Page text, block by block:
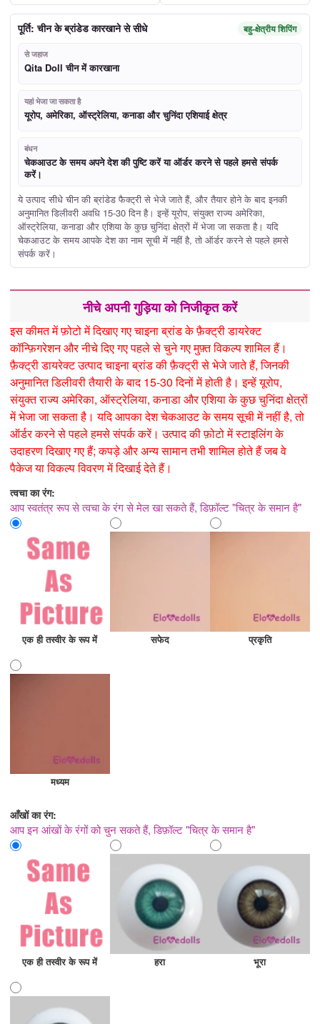
पूर्ति: चीन के ब्रांडेड कारखाने से सीधे बहु-क्षेत्रीय शिपिंग
से जहाज
Qita Doll चीन में कारखाना
यहां भेजा जा सकता है
यूरोप, अमेरिका, ऑस्ट्रेलिया, कनाडा और चुनिंदा एशियाई क्षेत्र
बंधन
चेकआउट के समय अपने देश की पुष्टि करें या ऑर्डर करने से पहले हमसे संपर्क
करें।
ये उत्पाद सीधे चीन की ब्रांडेड फैक्ट्री से भेजे जाते हैं, और तैयार होने के बाद इनकी
अनुमानित डिलीवरी अवधि 15-30 दिन है। इन्हें यूरोप, संयुक्त राज्य अमेरिका,
ऑस्ट्रेलिया, कनाडा और एशिया के कुछ चुनिंदा क्षेत्रों में भेजा जा सकता है। यदि
चेकआउट के समय आपके देश का नाम सूची में नहीं है, तो ऑर्डर करने से पहले हमसे
संपर्क करें।
नीचे अपनी गुड़िया को निजीकृत करें
इस कीमत में फ़ोटो में दिखाए गए चाइना ब्रांड के फ़ैक्ट्री डायरेक्ट
कॉन्फ़िगरेशन और नीचे दिए गए पहले से चुने गए मुफ़्त विकल्प शामिल हैं।
फ़ैक्ट्री डायरेक्ट उत्पाद चाइना ब्रांड की फ़ैक्ट्री से भेजे जाते हैं, जिनकी
अनुमानित डिलीवरी तैयारी के बाद 15-30 दिनों में होती है। इन्हें यूरोप,
संयुक्त राज्य अमेरिका, ऑस्ट्रेलिया, कनाडा और एशिया के कुछ चुनिंदा क्षेत्रों
में भेजा जा सकता है। यदि आपका देश चेकआउट के समय सूची में नहीं है, तो
ऑर्डर करने से पहले हमसे संपर्क करें। उत्पाद की फ़ोटो में स्टाइलिंग के
उदाहरण दिखाए गए हैं; कपड़े और अन्य सामान तभी शामिल होते हैं जब वे
पैकेज या विकल्प विवरण में दिखाई देते हैं।
त्वचा का रंग:
आप स्वतंत्र रूप से त्वचा के रंग से मेल खा सकते हैं, डिफ़ॉल्ट "चित्र के समान है"
एक ही तस्वीर के रूप में सफेद प्रकृति
मध्यम
आँखों का रंग:
आप इन आंखों के रंगों को चुन सकते हैं, डिफ़ॉल्ट "चित्र के समान है"
एक ही तस्वीर के रूप में हरा भूरा